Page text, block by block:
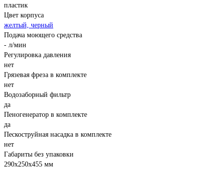
пластик
Цвет корпуса
желтый, черный
Подача моющего средства
- л/мин
Регулировка давления
нет
Грязевая фреза в комплекте
нет
Водозаборный фильтр
да
Пеногенератор в комплекте
да
Пескоструйная насадка в комплекте
нет
Габариты без упаковки
290x250x455 мм